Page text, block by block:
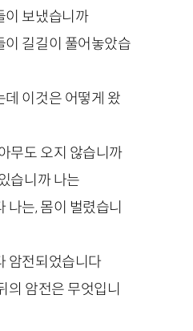
이 보냈습니까
이 길길이 풀어놓았습
데 이것은 어떻게 왔
무도 오지 않습니까
습니까 나는
나는, 몸이 벌렸습니
암전되었습니다
의 암전은 무엇입니